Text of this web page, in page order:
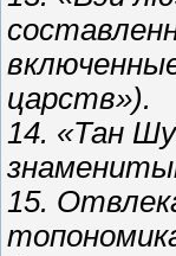
царств»).
14. «Тан
15.